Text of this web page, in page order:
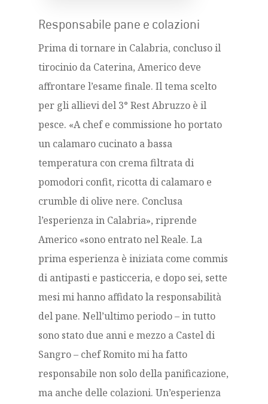
Responsabile pane e colazioni
Prima di tornare in Calabria, concluso il
tirocinio da Caterina, Americo deve
affrontare l’esame finale. Il tema scelto
per gli allievi del 3° Rest Abruzzo è il
pesce. «A chef e commissione ho portato
un calamaro cucinato a bassa
temperatura con crema filtrata di
pomodori confit, ricotta di calamaro e
crumble di olive nere. Conclusa
l’esperienza in Calabria», riprende
Americo «sono entrato nel Reale. La
prima esperienza è iniziata come commis
di antipasti e pasticceria, e dopo sei, sette
mesi mi hanno affidato la responsabilità
del pane. Nell’ultimo periodo – in tutto
sono stato due anni e mezzo a Castel di
Sangro – chef Romito mi ha fatto
responsabile non solo della panificazione,
ma anche delle colazioni. Un’esperienza